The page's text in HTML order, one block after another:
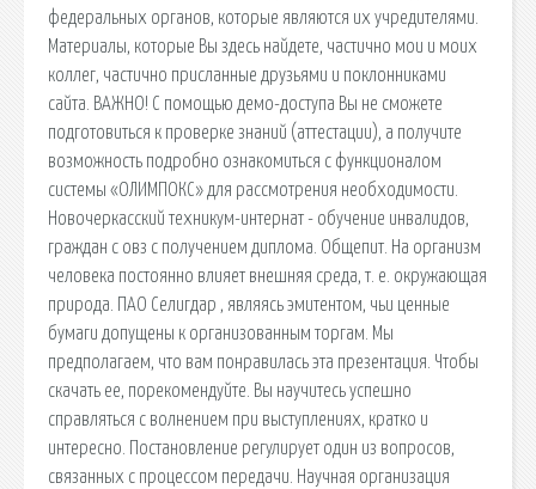
федеральных органов, которые являются их учредителями.
Материалы, которые Вы здесь найдете, частично мои и моих
коллег, частично присланные друзьями и поклонниками
сайта. ВАЖНО! С помощью демо-доступа Вы не сможете
подготовиться к проверке знаний (аттестации), а получите
возможность подробно ознакомиться с функционалом
системы «ОЛИМПОКС» для рассмотрения необходимости.
Новочеркасский техникум-интернат - обучение инвалидов,
граждан с овз с получением диплома. Общепит. На организм
человека постоянно влияет внешняя среда, т. е. окружающая
природа. ПАО Селигдар , являясь эмитентом, чьи ценные
бумаги допущены к организованным торгам. Мы
предполагаем, что вам понравилась эта презентация. Чтобы
скачать ее, порекомендуйте. Вы научитесь успешно
справляться с волнением при выступлениях, кратко и
интересно. Постановление регулирует один из вопросов,
связанных с процессом передачи. Научная организация